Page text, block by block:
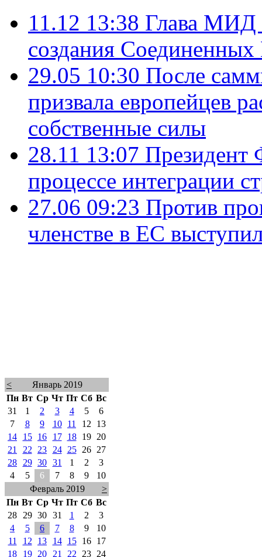
11.12 13:38 Глава МИД
создания
29.05 10:30 После
призвала европейцев
собственные силы
28.11 13:07 Президент
процессе интеграции
27.06 09:23 Против
членстве в ЕС
<
Январь 2019
Пн Вт Ср Чт Пт Сб Вс
31
1 2 3 4 5
6
7
8 9 10 11 12
13
14
15 16 17 18 19
20
21
22 23 24 25 26
27
28
29 30 31 1 2
3
4
5 6 7 8 9
10
Февраль 2019
>
Пн Вт Ср Чт Пт Сб Вс
28
29 30 31 1 2
3
4
5 6 7 8 9
10
11
12 13 14 15 16
17
18
19 20 21 22 23 24